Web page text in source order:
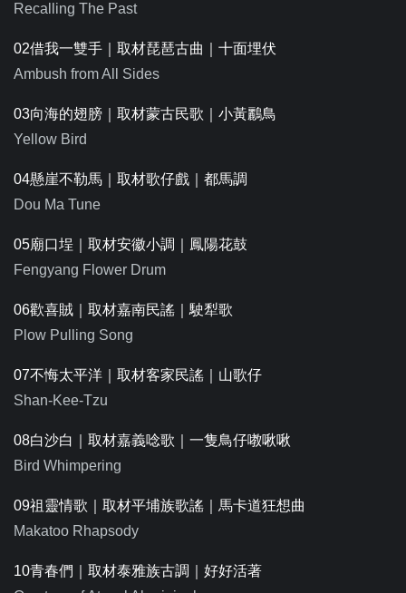
Recalling The Past
02借我一雙手｜取材琵琶古曲｜十面埋伏
Ambush from All Sides
03向海的翅膀｜取材蒙古民歌｜小黃鸝鳥
Yellow Bird
04懸崖不勒馬｜取材歌仔戲｜都馬調
Dou Ma Tune
05廟口埕｜取材安徽小調｜鳳陽花鼓
Fengyang Flower Drum
06歡喜賊｜取材嘉南民謠｜駛犁歌
Plow Pulling Song
07不悔太平洋｜取材客家民謠｜山歌仔
Shan-Kee-Tzu
08白沙白｜取材嘉義唸歌｜一隻鳥仔嘋啾啾
Bird Whimpering
09祖靈情歌｜取材平埔族歌謠｜馬卡道狂想曲
Makatoo Rhapsody
10青春們｜取材泰雅族古調｜好好活著